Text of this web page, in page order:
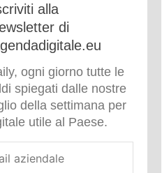
alla
di
ogni giorno tutte le
spiegati dalle nostre
della settimana per
utile al Paese.